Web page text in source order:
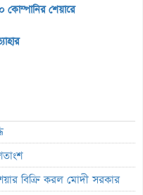
কোম্পানির শেয়ারে
বিক্রি করল মোদী সরকার